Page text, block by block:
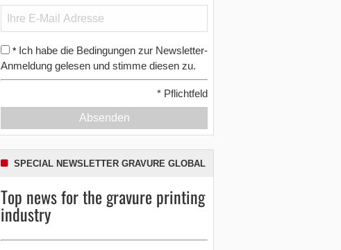
* Ich habe die Bedingungen zur Newsletter-
Anmeldung gelesen und stimme diesen zu.
* Pflichtfeld
Absenden
SPECIAL NEWSLETTER GRAVURE GLOBAL
Top news for the gravure printing
industry